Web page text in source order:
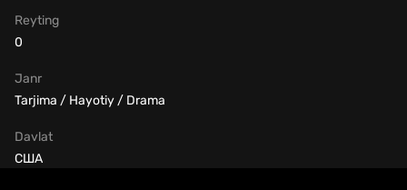
Janr
Tarjima / Hayotiy / Drama
Davlat
США
Reyting
0